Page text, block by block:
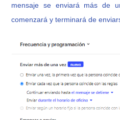
mensaje se enviará más de
comenzará y terminará de